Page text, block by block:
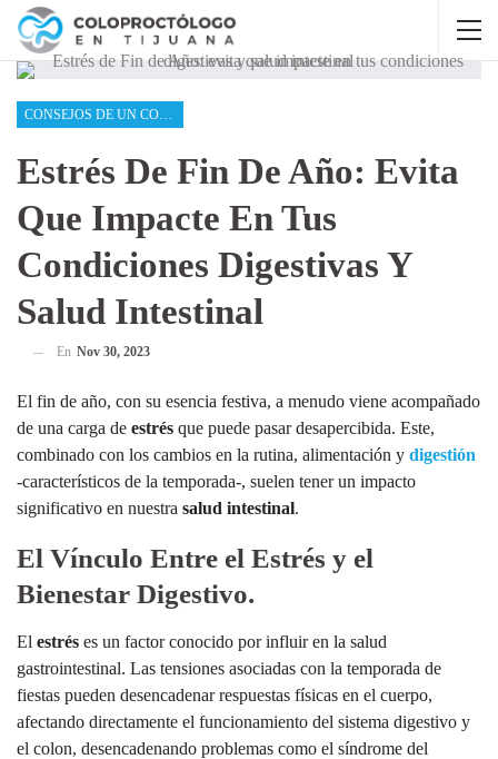
CONSEJOS DE UN COLOPROCTÓLOGO
Estrés De Fin De Año: Evita
Que Impacte En Tus
Condiciones Digestivas Y
Salud Intestinal
En Nov 30, 2023
El fin de año, con su esencia festiva, a menudo viene acompañado
de una carga de estrés que puede pasar desapercibida. Este,
combinado con los cambios en la rutina, alimentación y digestión
-característicos de la temporada-, suelen tener un impacto
significativo en nuestra salud intestinal.
El Vínculo Entre el Estrés y el
Bienestar Digestivo.
El estrés es un factor conocido por influir en la salud
gastrointestinal. Las tensiones asociadas con la temporada de
fiestas pueden desencadenar respuestas físicas en el cuerpo,
afectando directamente el funcionamiento del sistema digestivo y
el colon, desencadenando problemas como el síndrome del